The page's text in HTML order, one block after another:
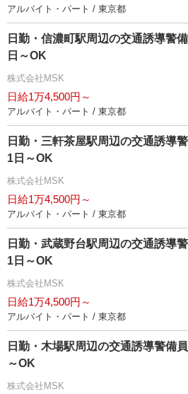
アルバイト・パート / 東京都
日勤・信濃町駅周辺の交通誘導警
日～OK
株式会社MSK
日給1万4,500円～
アルバイト・パート / 東京都
日勤・三軒茶屋駅周辺の交通誘導
1日～OK
株式会社MSK
日給1万4,500円～
アルバイト・パート / 東京都
日勤・武蔵野台駅周辺の交通誘導
1日～OK
株式会社MSK
日給1万4,500円～
アルバイト・パート / 東京都
日勤・木場駅周辺の交通誘導警備
～OK
株式会社MSK